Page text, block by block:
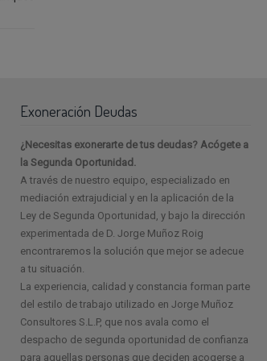
Exoneración Deudas
¿Necesitas exonerarte de tus deudas? Acógete a
la Segunda Oportunidad.
A través de nuestro equipo, especializado en
mediación extrajudicial y en la aplicación de la
Ley de Segunda Oportunidad, y bajo la dirección
experimentada de D. Jorge Muñoz Roig
encontraremos la solución que mejor se adecue
a tu situación.
La experiencia, calidad y constancia forman parte
del estilo de trabajo utilizado en Jorge Muñoz
Consultores S.L.P, que nos avala como el
despacho de segunda oportunidad de confianza
para aquellas personas que deciden acogerse a